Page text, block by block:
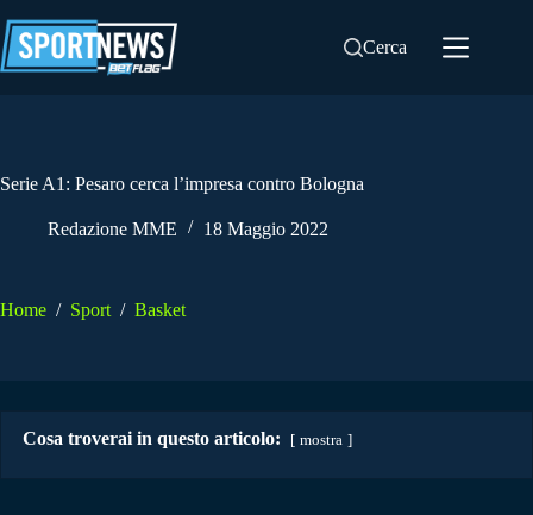
al
contenuto
Cerca
Serie A1: Pesaro cerca l’impresa contro Bologna
Redazione MME 18 Maggio 2022
Home / Sport / Basket
Cosa troverai in questo articolo: mostra